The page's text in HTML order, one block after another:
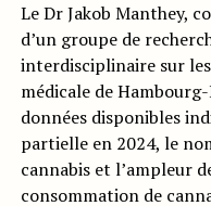
Le Dr Jakob Manthey,
d’un groupe de
interdisciplinaire sur
médicale de
données disponibles
partielle en 2024, le
cannabis et l’ampleur
consommation de